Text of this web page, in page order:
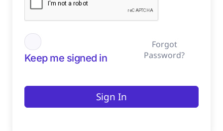
Keep me signed in
Forgot
Password?
Sign In